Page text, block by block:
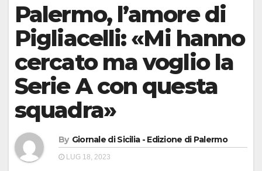
Palermo, l’amore di
Pigliacelli: «Mi hanno
cercato ma voglio la
Serie A con questa
squadra»
By Giornale di Sicilia - Edizione di Palermo
LUG 18, 2023